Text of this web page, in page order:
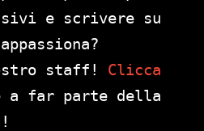
e scrivere su
staff! Clicca
a far parte della